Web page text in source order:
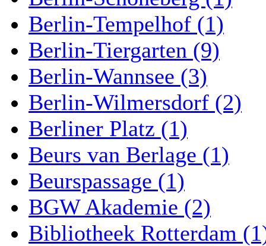
Berlin-Tempelhof (1)
Berlin-Tiergarten (9)
Berlin-Wannsee (3)
Berlin-Wilmersdorf (2)
Berliner Platz (1)
Beurs van Berlage (1)
Beurspassage (1)
BGW Akademie (2)
Bibliotheek Rotterdam